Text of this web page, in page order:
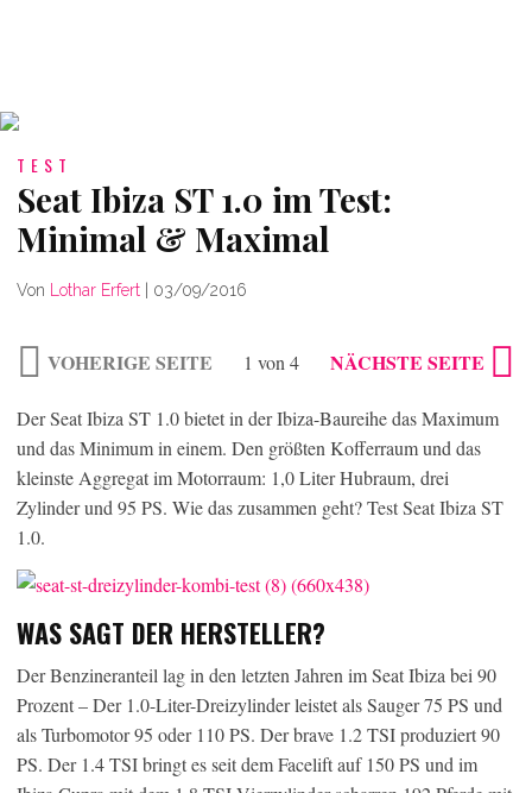
TEST
Seat Ibiza ST 1.0 im Test:
Minimal & Maximal
Von Lothar Erfert 03/09/2016
VOHERIGE SEITE 1 von 4 NÄCHSTE SEITE
Der Seat Ibiza ST 1.0 bietet in der Ibiza-Baureihe das Maximum
und das Minimum in einem. Den größten Kofferraum und das
kleinste Aggregat im Motorraum: 1,0 Liter Hubraum, drei
Zylinder und 95 PS. Wie das zusammen geht? Test Seat Ibiza ST
1.0.
WAS SAGT DER HERSTELLER?
Der Benzineranteil lag in den letzten Jahren im Seat Ibiza bei 90
Prozent – Der 1.0-Liter-Dreizylinder leistet als Sauger 75 PS und
als Turbomotor 95 oder 110 PS. Der brave 1.2 TSI produziert 90
PS. Der 1.4 TSI bringt es seit dem Facelift auf 150 PS und im